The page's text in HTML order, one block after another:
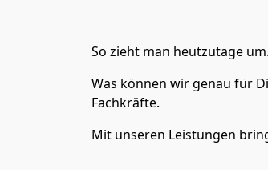
So zieht man heutzutage
Was können wir genau für
Fachkräfte.
Mit unseren Leistungen